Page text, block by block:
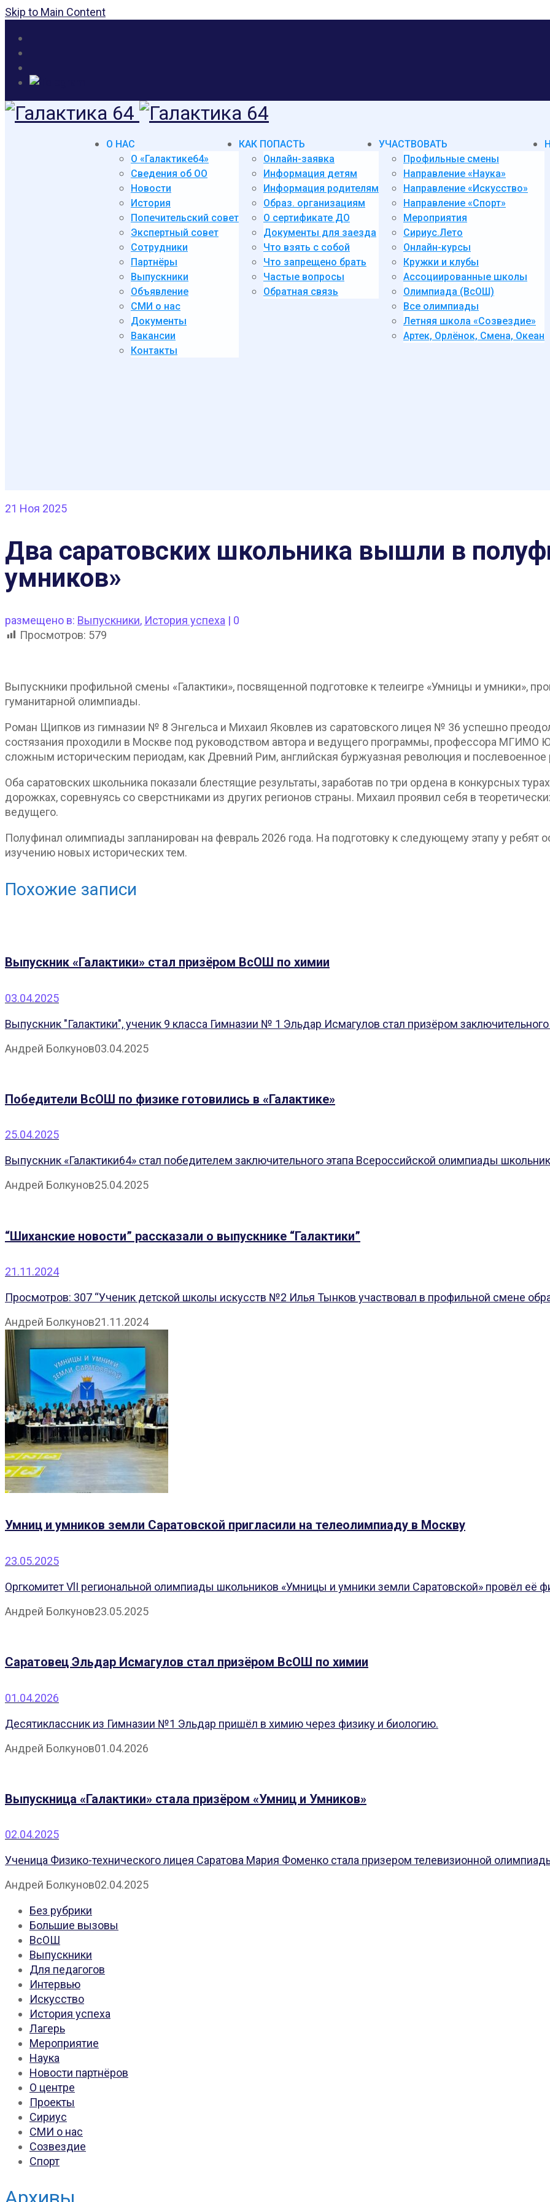
Skip to Main Content
О НАС
О «Галактике64»
Сведения об ОО
Новости
История
Попечительский совет
Экспертный совет
Сотрудники
Партнёры
Выпускники
Объявление
СМИ о нас
Документы
Вакансии
Контакты
КАК ПОПАСТЬ
Онлайн-заявка
Информация детям
Информация родителям
Образ. организациям
О сертификате ДО
Документы для заезда
Что взять с собой
Что запрещено брать
Частые вопросы
Обратная связь
УЧАСТВОВАТЬ
Профильные смены
Направление «Наука»
Направление «Искусство»
Направление «Спорт»
Мероприятия
Сириус.Лето
Онлайн-курсы
Кружки и клубы
Ассоциированные школы
Олимпиада (ВсОШ)
Все олимпиады
Летняя школа «Созвездие»
Артек, Орлёнок, Смена, Океан
21 Ноя 2025
Два саратовских школьника вышли в
умников»
размещено в: Выпускники, История успеха | 0
Просмотров: 579
Выпускники профильной смены «Галактики», посвященной подготовке к телеигре «Умницы и умники»,
гуманитарной олимпиады.
Роман Щипков из гимназии № 8 Энгельса и Михаил Яковлев из саратовского лицея № 36 успешно
состязания проходили в Москве под руководством автора и ведущего программы, профессора МГИМО
сложным историческим периодам, как Древний Рим, английская буржуазная революция и послевоенное
Оба саратовских школьника показали блестящие результаты, заработав по три ордена в конкурсных
дорожках, соревнуясь со сверстниками из других регионов страны. Михаил проявил себя в
ведущего.
Полуфинал олимпиады запланирован на февраль 2026 года. На подготовку к следующему этапу у ребят
изучению новых исторических тем.
Похожие записи
Выпускник «Галактики» стал призёром ВсОШ по химии
03.04.2025
Выпускник "Галактики", ученик 9 класса Гимназии № 1 Эльдар Исмагулов стал призёром
Андрей Болкунов03.04.2025
Победители ВсОШ по физике готовились в «Галактике»
25.04.2025
Выпускник «Галактики64» стал победителем заключительного этапа Всероссийской олимпиады
Андрей Болкунов25.04.2025
“Шиханские новости” рассказали о выпускнике “Галактики”
21.11.2024
Просмотров: 307 “Ученик детской школы искусств №2 Илья Тынков участвовал в профильной смене
Андрей Болкунов21.11.2024
Умниц и умников земли Саратовской пригласили на телеолимпиаду в Москву
23.05.2025
Оргкомитет VlI региональной олимпиады школьников «Умницы и умники земли Саратовской» провёл её
Андрей Болкунов23.05.2025
Саратовец Эльдар Исмагулов стал призёром ВсОШ по химии
01.04.2026
Десятиклассник из Гимназии №1 Эльдар пришёл в химию через физику и биологию.
Андрей Болкунов01.04.2026
Выпускница «Галактики» стала призёром «Умниц и Умников»
02.04.2025
Ученица Физико-технического лицея Саратова Мария Фоменко стала призером телевизионной
Андрей Болкунов02.04.2025
Без рубрики
Большие вызовы
ВсОШ
Выпускники
Для педагогов
Интервью
Искусство
История успеха
Лагерь
Мероприятие
Наука
Новости партнёров
О центре
Проекты
Сириус
СМИ о нас
Созвездие
Спорт